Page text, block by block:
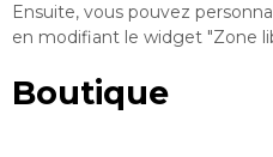
Ensuite, vous pouvez
en modifiant le widget "Zone
Boutique